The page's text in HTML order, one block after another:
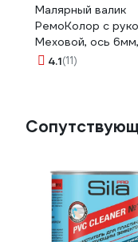
Малярный валик
РемоКолор с
Меховой, ось
250мм, 04-2-002
4.1(11)